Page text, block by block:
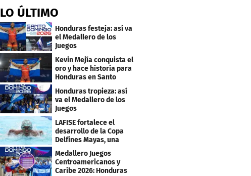
LO ÚLTIMO
Honduras festeja: así va
el Medallero de los
Juegos
Centroamericanos y
Caribe 2026
Kevin Mejía conquista el
oro y hace historia para
Honduras en Santo
Honduras tropieza: así
va el Medallero de los
Juegos
Centroamericanos y
Caribe 2026
LAFISE fortalece el
desarrollo de la Copa
Delfines Mayas, una
fiesta para la natación
Medallero Juegos
Centroamericanos y
Caribe 2026: Honduras